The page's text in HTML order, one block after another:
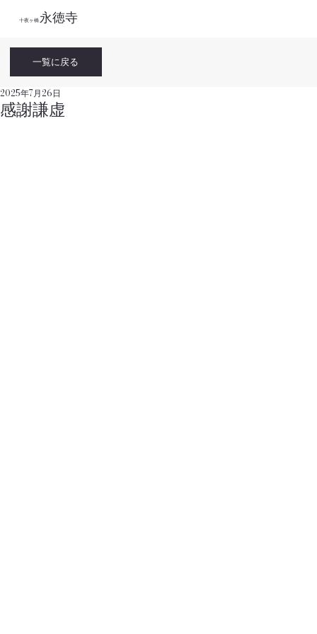
​十夜ヶ橋 永徳寺
一覧に戻る
感謝謙虚
2025年7月26日